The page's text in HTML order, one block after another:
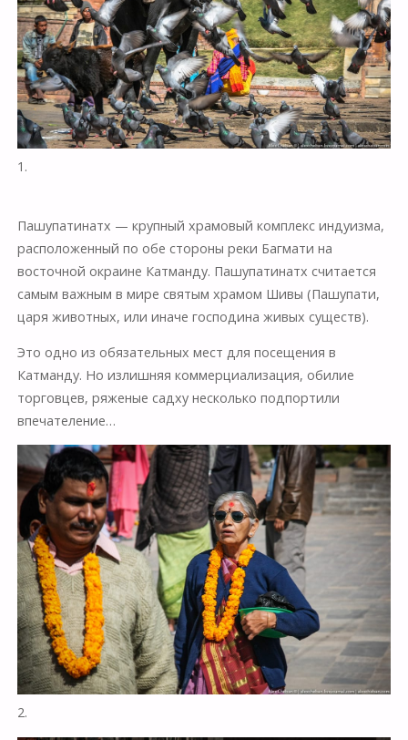
1.
Пашупатинатх — крупный храмовый комплекс индуизма,
расположенный по обе стороны реки Багмати на
восточной окраине Катманду. Пашупатинатх считается
самым важным в мире святым храмом Шивы (Пашупати,
царя животных, или иначе господина живых существ).
Это одно из обязательных мест для посещения в
Катманду. Но излишняя коммерциализация, обилие
торговцев, ряженые садху несколько подпортили
впечателение…
2.